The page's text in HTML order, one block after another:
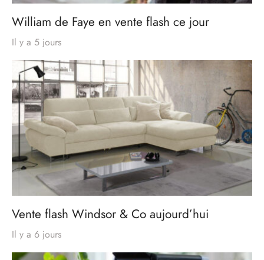
William de Faye en vente flash ce jour
Il y a 5 jours
Vente flash Windsor & Co aujourd’hui
Il y a 6 jours